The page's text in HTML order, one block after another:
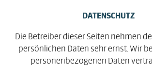
DATENSCHUTZ
Die Betreiber dieser Seiten nehmen
persönlichen Daten sehr ernst. Wir
personenbezogenen Daten